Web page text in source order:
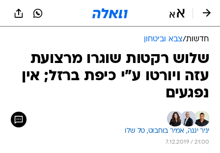
חדשות/צבא וביטחון
שלוש רקטות שוגרו מרצועת
עזה ויורטו ע"י כיפת ברזל; אין
נפגעים
יניר יגנה, אמיר בוחבוט, טל שלו
7.12.2019 / 21:00